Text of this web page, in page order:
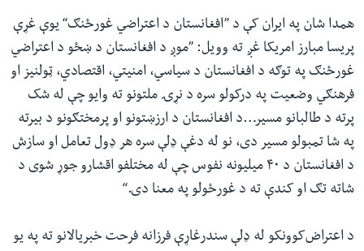
همدا شان په ایران کې د ”افغانستان د اعتراضي غورځنګ“ یوې غړې
پریسا مبارز امریکا غږ ته وویل: ”موږ د افغانستان د ښځو د اعتراضي
غورځنګ په توګه د افغانستان د سیاسي،‌ امنیتي،‌ اقتصادي،‌ ټولنیز او
فرهنګي وضعیت په درکولو سره د نړۍ ملتونو ته وایو چې له شک
پرته د طالبانو مسیر…د افغانستان د ارزښتونو او پرمختګونو د بیرته
په شا تمبولو مسیر دی، نو له دغې ډلې سره هر ډول تعامل او سازش
د افغانستان د ۴۰ میلیونه نفوس چې له مختلفو اقشارو جوړ شوی د
شاته تګ او کندې ته د غورځولو په معنا دی.“
د اعتراض‌کوونکو له ډلې سندرغاړې فرزانه فرحت خبریالانو ته په یو